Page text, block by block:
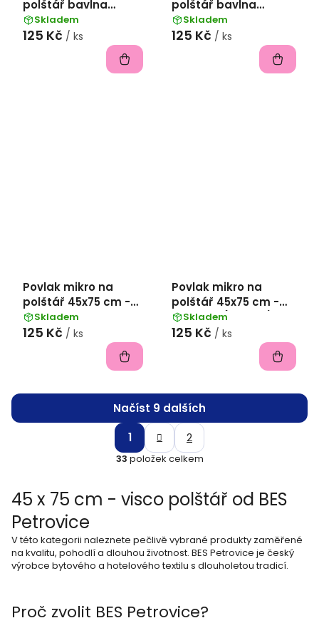
polštář bavlna
popelín 45x75 cm -
cihlová
Skladem
125 Kč / ks
polštář bavlna
popelín 45x75 cm -
hnědá
Skladem
125 Kč / ks
Povlak mikro na
polštář 45x75 cm -
BíláSkladem
125 Kč / ks
Povlak mikro na
polštář 45x75 cm -
Pudrová (12-2102)
Skladem
125 Kč / ks
O
v
á
a
c
p
Načíst 9 dalších
S
t
r
n
o
v
á
1 2
33 položek celkem
45 x 75 cm - visco polštář od BES
Petrovice
V této kategorii naleznete pečlivě vybrané produkty zaměřené
na kvalitu, pohodlí a dlouhou životnost. BES Petrovice je český
výrobce bytového a hotelového textilu s dlouholetou tradicí.
Proč zvolit BES Petrovice?